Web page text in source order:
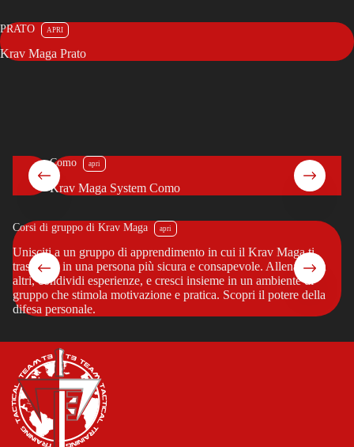
PRATO
Krav Maga Prato
Como
Krav Maga System Como
Corsi di gruppo di Krav Maga
Unisciti a un gruppo di apprendimento in cui il Krav Maga ti
trasforma in una persona più sicura e consapevole. Allenati con
altri, condividi esperienze, e cresci insieme in un ambiente di
gruppo che stimola motivazione e pratica. Scopri il potere della
difesa personale.